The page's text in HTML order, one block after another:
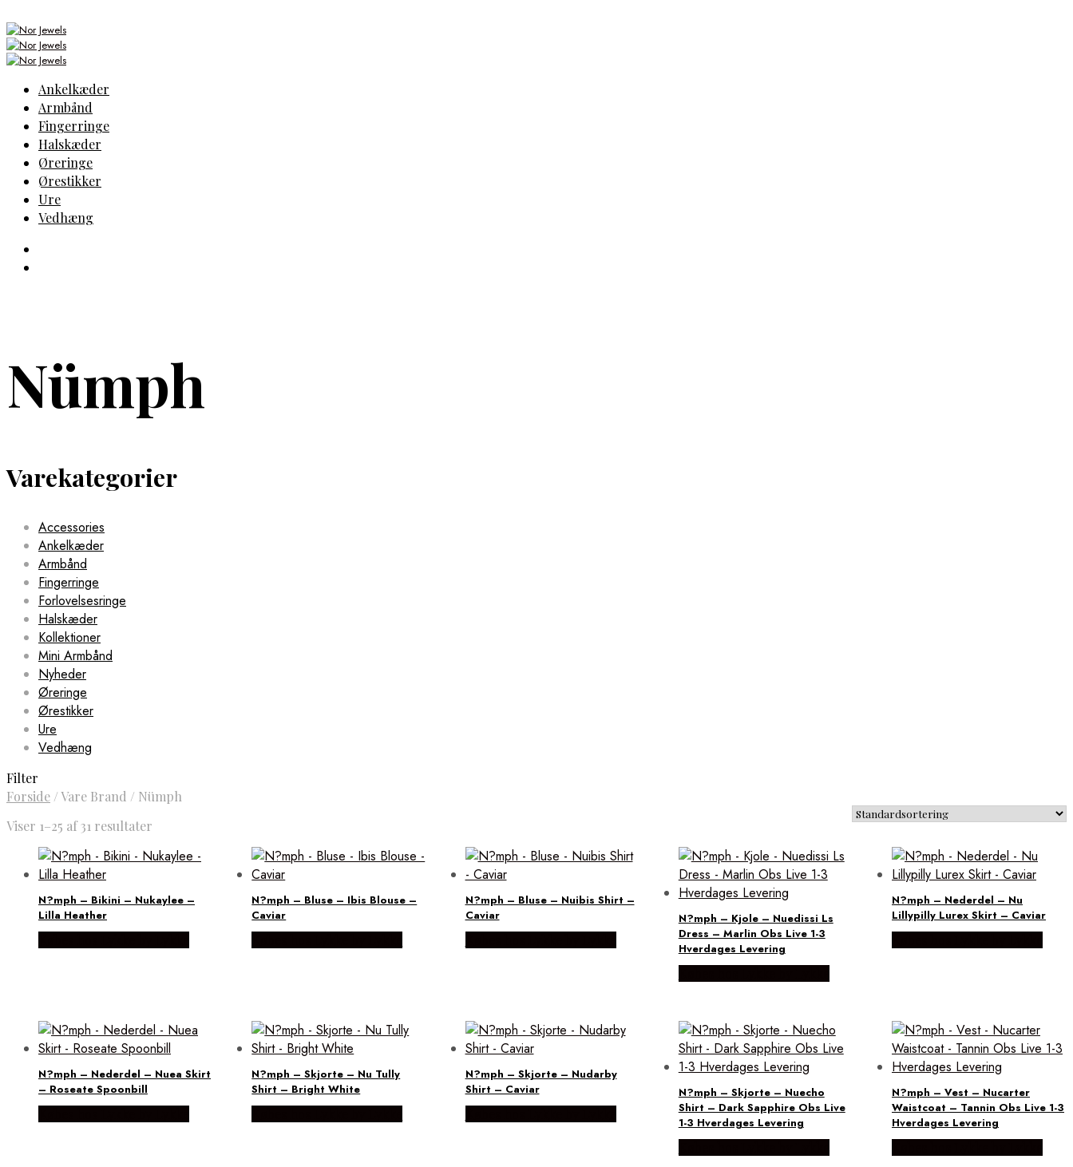
Ankelkæder
Armbånd
Fingerringe
Halskæder
Øreringe
Ørestikker
Ure
Vedhæng
Nümph
Varekategorier
Accessories
Ankelkæder
Armbånd
Fingerringe
Forlovelsesringe
Halskæder
Kollektioner
Mini Armbånd
Nyheder
Øreringe
Ørestikker
Ure
Vedhæng
Filter
Forside /Vare Brand / Nümph
Viser 1–25 af 31 resultater
N?mph – Bikini – Nukaylee –
Lilla Heather
N?mph – Bluse – Ibis Blouse –
Caviar
N?mph – Bluse – Nuibis Shirt –
Caviar
N?mph – Kjole – Nuedissi Ls
Dress – Marlin Obs Live 1-3
Hverdages Levering
N?mph – Nederdel – Nu
Lillypilly Lurex Skirt – Caviar
N?mph – Nederdel – Nuea Skirt
– Roseate Spoonbill
N?mph – Skjorte – Nu Tully
Shirt – Bright White
N?mph – Skjorte – Nudarby
Shirt – Caviar
N?mph – Skjorte – Nuecho
Shirt – Dark Sapphire Obs Live
1-3 Hverdages Levering
N?mph – Vest – Nucarter
Waistcoat – Tannin Obs Live 1-3
Hverdages Levering